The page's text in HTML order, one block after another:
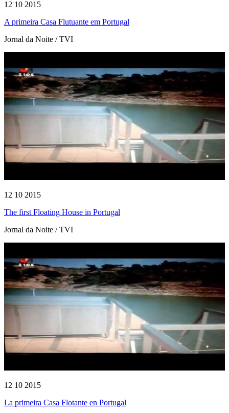
12 10 2015
A primeira Casa Flutuante em Portugal
Jornal da Noite / TVI
12 10 2015
The first Floating House in Portugal
Jornal da Noite / TVI
12 10 2015
La primeira Casa Flotante en Portugal